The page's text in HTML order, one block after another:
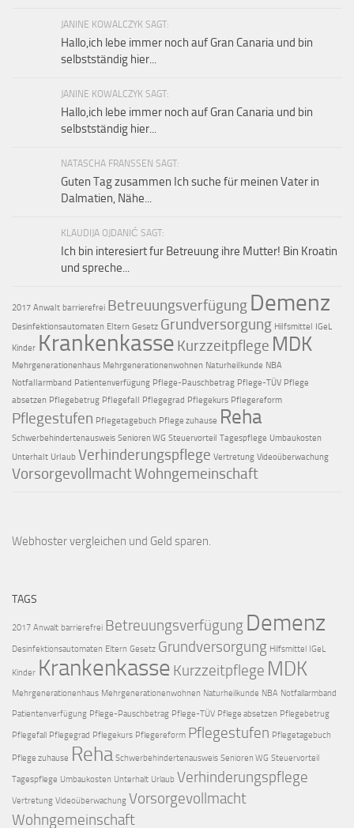
JANINE KOWALCZYK SAGT:
Hallo,ich lebe immer noch auf Gran Canaria und bin
selbstständig hier...
JANINE KOWALCZYK SAGT:
Hallo,ich lebe immer noch auf Gran Canaria und bin
selbstständig hier...
NATASCHA FRANSSEN SAGT:
Guten Tag zusammen Ich suche für meinen Vater in
Dalmatien, Nähe...
KLAUDIJA OJDANIĆ SAGT:
Ich bin interesiert fur Betreuung ihre Mutter! Bin Kroatin
und spreche...
2017 Anwalt barrierefrei Betreuungsverfügung Demenz
Desinfektionsautomaten Eltern Gesetz Grundversorgung Hilfsmittel IGeL
Kinder Krankenkasse Kurzzeitpflege MDK
Mehrgenerationenhaus Mehrgenerationenwohnen Naturheilkunde NBA
Notfallarmband Patientenverfügung Pflege-Pauschbetrag Pflege-TÜV Pflege
absetzen Pflegebetrug Pflegefall Pflegegrad Pflegekurs Pflegereform
Pflegestufen Pflegetagebuch Pflege zuhause Reha
Schwerbehindertenausweis Senioren WG Steuervorteil Tagespflege Umbaukosten
Unterhalt Urlaub Verhinderungspflege Vertretung Videoüberwachung
VorsorgevollmachtWohngemeinschaft
Webhoster vergleichen und Geld sparen.
TAGS
2017 Anwalt barrierefrei Betreuungsverfügung Demenz
Desinfektionsautomaten Eltern Gesetz Grundversorgung Hilfsmittel IGeL
Kinder Krankenkasse Kurzzeitpflege MDK
Mehrgenerationenhaus Mehrgenerationenwohnen Naturheilkunde NBA Notfallarmband
Patientenverfügung Pflege-Pauschbetrag Pflege-TÜV Pflege absetzen Pflegebetrug
Pflegefall Pflegegrad Pflegekurs Pflegereform Pflegestufen Pflegetagebuch
Pflege zuhause Reha Schwerbehindertenausweis Senioren WG Steuervorteil
Tagespflege Umbaukosten Unterhalt Urlaub Verhinderungspflege
Vertretung Videoüberwachung Vorsorgevollmacht
Wohngemeinschaft